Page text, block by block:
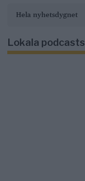
Hela nyhetsdygnet
Lokala podcasts